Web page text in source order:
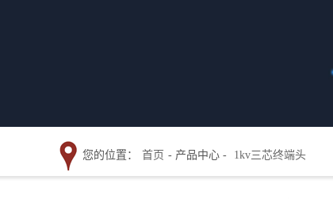
您的位置： 首页 - 产品中心 - 1kv三芯终端头